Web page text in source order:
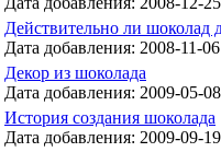
Действительно ли шоколад
Дата добавления: 2008-11-
Декор из шоколада
Дата добавления: 2009-05-
История создания шоколада
Дата добавления: 2009-09-